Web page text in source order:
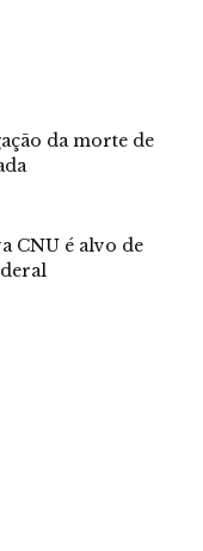
da morte de
CNU é alvo de